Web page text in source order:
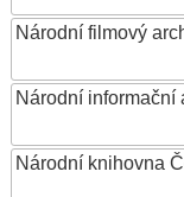
Národní filmový
Národní informační
Národní knihovna